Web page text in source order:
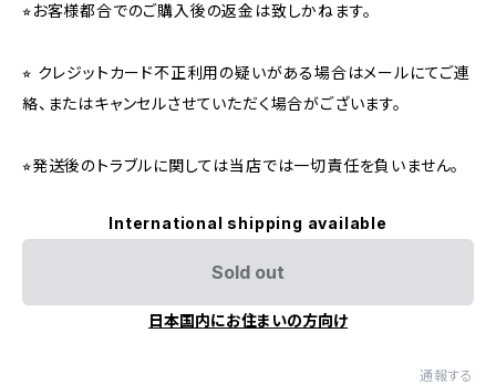
⭐︎お客様都合でのご購入後の返金は致しかねます。
⭐︎ クレジットカード不正利用の疑いがある場合はメールにてご連
絡、またはキャンセルさせていただく場合がございます。
⭐︎発送後のトラブルに関しては当店では一切責任を負いません。
International shipping available
Sold out
日本国内にお住まいの方向け
通報する